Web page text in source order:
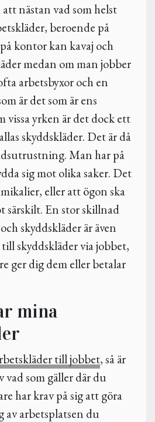
att nästan vad som helst
beroende på
kontor kan kavaj och
medan om man jobber
arbetsbyxor och en
är det som är ens
vissa yrken är det dock ett
skyddskläder. Det är då
Man har på
sig mot olika saker. Det
eller att ögon ska
särskilt. En stor skillnad
skyddskläder är även
skyddskläder via jobbet,
ger dig dem eller betalar
mina
till jobbet, så är
vad som gäller där du
har krav på sig att göra
av arbetsplatsen du